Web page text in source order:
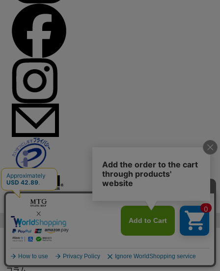
© Mtg Co.,Ltd All Rights Reserved.
新商品
ギフト
特集